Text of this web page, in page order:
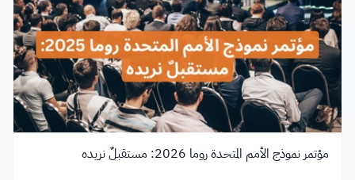
مؤتمر نموذج الأمم المتحدة روما 2026: مستقبلٌ نريده